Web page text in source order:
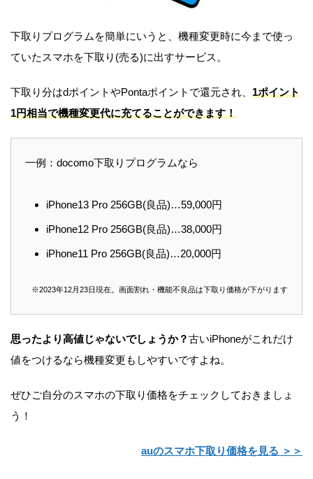
下取りプログラムを簡単にいうと、機種変更時に今まで使っ
ていたスマホを下取り(売る)に出すサービス。
下取り分はdポイントやPontaポイントで還元され、 1ポイント
1円相当で機種変更代に充てることができます！
一例：docomo下取りプログラムなら
iPhone13 Pro 256GB(良品)…59,000円
iPhone12 Pro 256GB(良品)…38,000円
iPhone11 Pro 256GB(良品)…20,000円
※2023年12月23日現在。 画面割れ・機能不良品は下取り価格が下がります
思ったより高値じゃないでしょうか？古いiPhoneがこれだけ
値をつけるなら機種変更もしやすいですよね。
ぜひご自分のスマホの下取り価格をチェックしておきましょ
う！
auのスマホ下取り価格を見る ＞＞